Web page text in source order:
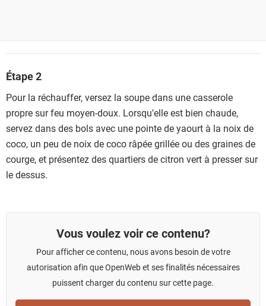
Étape 2
Pour la réchauffer, versez la soupe dans une casserole
propre sur feu moyen-doux. Lorsqu'elle est bien chaude,
servez dans des bols avec une pointe de yaourt à la noix de
coco, un peu de noix de coco râpée grillée ou des graines de
courge, et présentez des quartiers de citron vert à presser sur
le dessus.
Vous voulez voir ce contenu?
Pour afficher ce contenu, nous avons besoin de votre
autorisation afin que OpenWeb et ses finalités nécessaires
puissent charger du contenu sur cette page.